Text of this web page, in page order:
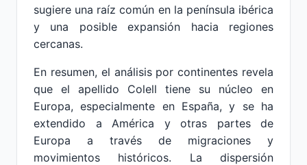
sugiere una raíz común en la península ibérica
y una posible expansión hacia regiones
cercanas.
En resumen, el análisis por continentes revela
que el apellido Colell tiene su núcleo en
Europa, especialmente en España, y se ha
extendido a América y otras partes de
Europa a través de migraciones y
movimientos históricos. La dispersión